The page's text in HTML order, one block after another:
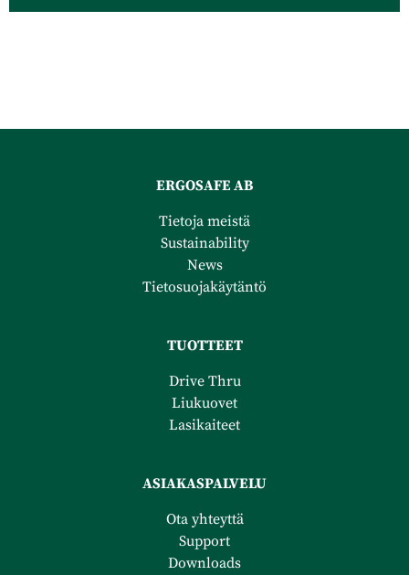
ERGOSAFE AB
Tietoja meistä
Sustainability
News
Tietosuojakäytäntö
TUOTTEET
Drive Thru
Liukuovet
Lasikaiteet
ASIAKASPALVELU​
Ota yhteyttä
Support
Downloads